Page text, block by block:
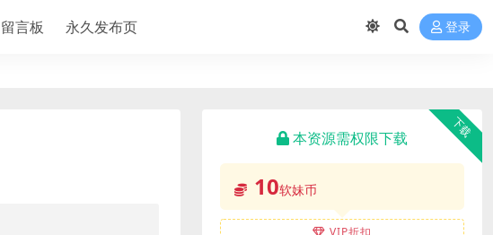
留言板 永久发布页 登录
下载
本资源需权限下载
10软妹币
VIP折扣